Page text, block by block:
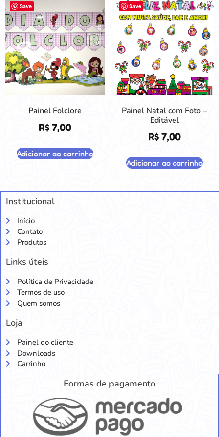
Save
Painel Folclore
R$7,00
Adicionar ao carrinho
Save
Painel Natal com Foto –
Editável
R$7,00
Adicionar ao carrinho
Institucional
Início
Contato
Produtos
Links úteis
Política de Privacidade
Termos de uso
Quem somos
Loja
Painel do cliente
Downloads
Carrinho
Formas de pagamento